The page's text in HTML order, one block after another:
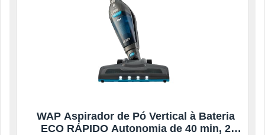
WAP Aspirador de Pó Vertical à Bateria
ECO RÁPIDO Autonomia de 40 min, 2